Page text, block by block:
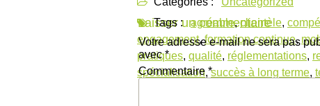
Tags : agréable,clientèle,
engagement,formation continue,
pratiques, qualité, réglementations,
spécialisation,succès à long terme,
Laisser un commentaire
Votre adresse e-mail ne sera pas
avec*
Commentaire *